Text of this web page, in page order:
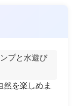
プと水遊び
然を楽しめま